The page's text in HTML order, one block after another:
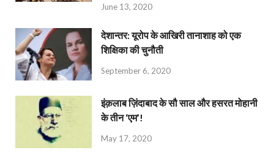
June 13, 2020
देशान्‍तर: यूरोप के आखिरी तानाशाह को एक
शिक्षिका की चुनौती
September 6, 2020
इंक़लाब ज़िंदाबाद के सौ साल और हसरत मोहानी
के तीन ‘एम’!
May 17, 2020